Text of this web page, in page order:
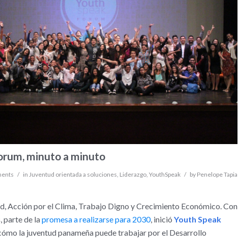
minuto a minuto
/ in Juventud orientada a soluciones, Liderazgo, YouthSpeak / by Penelope Tapia
Acción por el Clima, Trabajo Digno y Crecimiento Económico. Con
parte de lapromesa a realizarse para 2030, inició Youth Speak
la juventud panameña puede trabajar por el Desarrollo